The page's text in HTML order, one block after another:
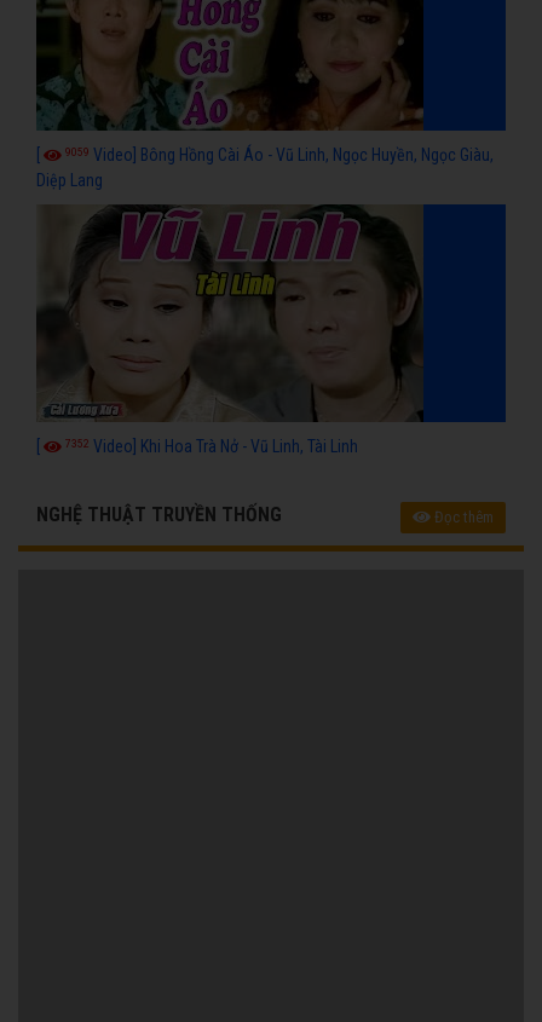
9059 Video] Bông Hồng Cài Áo - Vũ Linh, Ngọc Huyền, Ngọc Giàu,
Diệp Lang
7352 Video] Khi Hoa Trà Nở - Vũ Linh, Tài Linh
NGHỆ THUẬT TRUYỀN THỐNG Đọc thêm